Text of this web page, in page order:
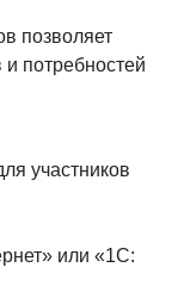
позволяет
потребностей
участников
или «1С: